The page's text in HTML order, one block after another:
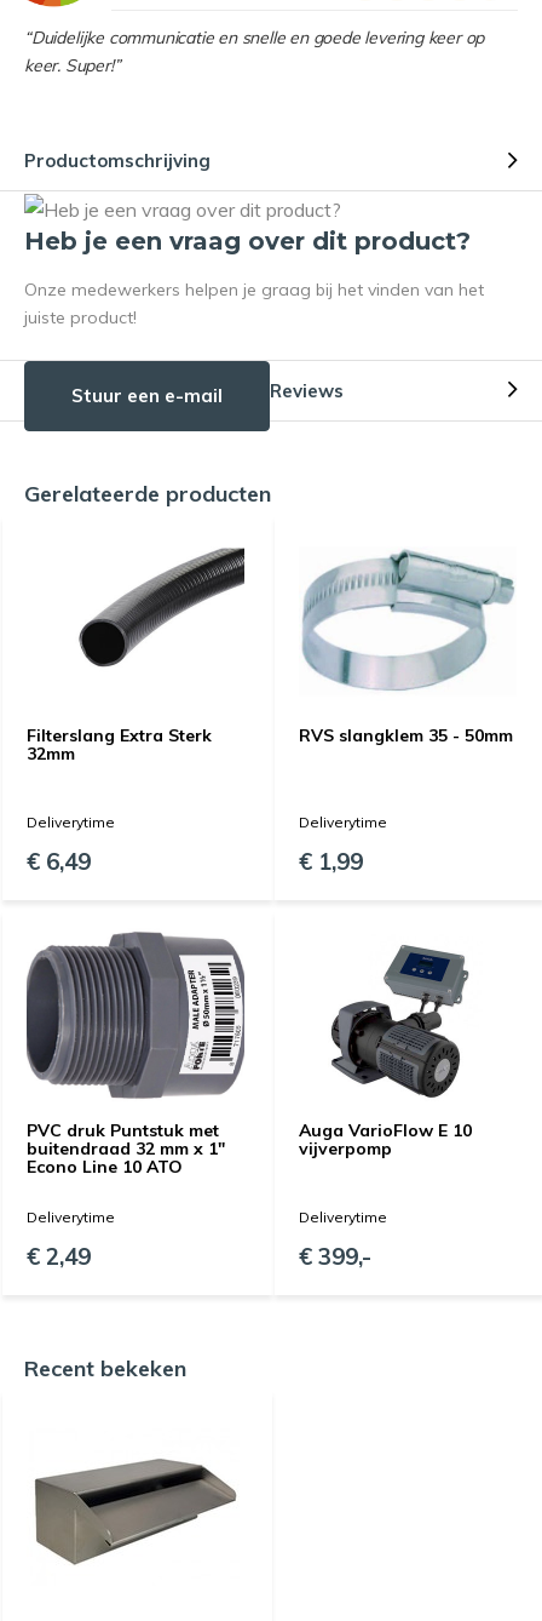
“Duidelijke communicatie en snelle en goede levering keer op
keer. Super!”
Productomschrijving
Heb je een vraag over dit product?
Onze medewerkers helpen je graag bij het vinden van het
juiste product!
Stuur een e-mail Reviews
Gerelateerde producten
Filterslang Extra Sterk
32mm
Deliverytime
€ 6,49
RVS slangklem 35 - 50mm
Deliverytime
€ 1,99
PVC druk Puntstuk met
buitendraad 32 mm x 1″
Econo Line 10 ATO
Deliverytime
€ 2,49
Auga VarioFlow E 10
vijverpomp
Deliverytime
€ 399,-
Recent bekeken